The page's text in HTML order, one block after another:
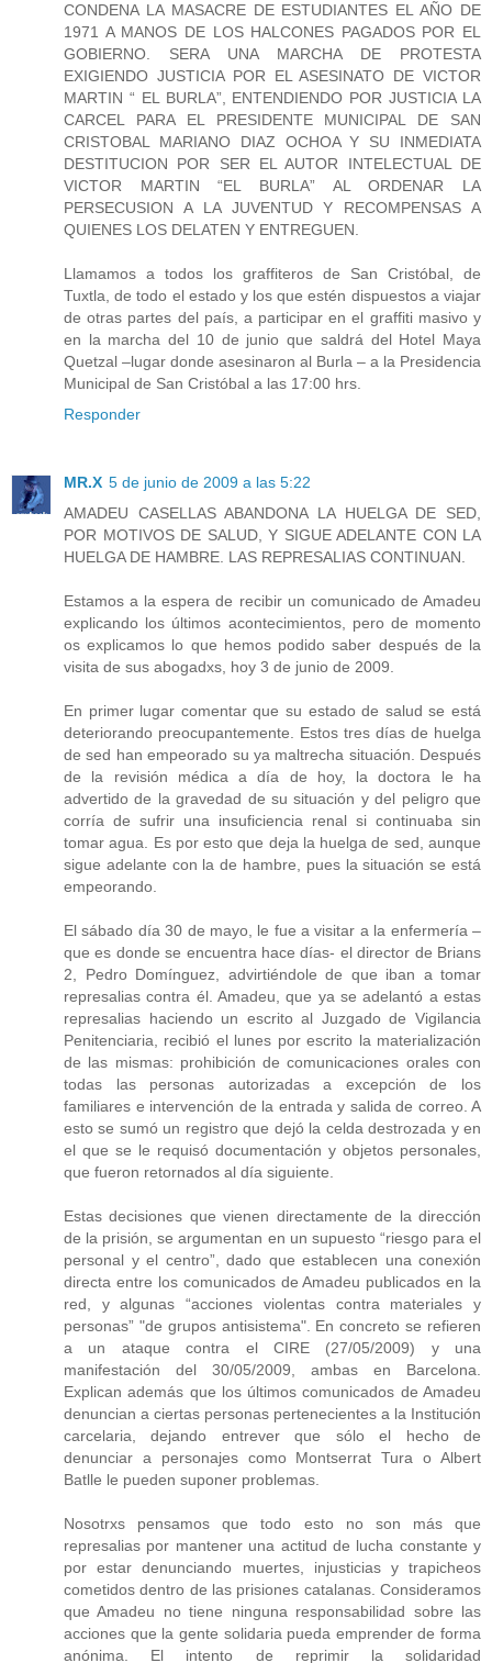
CONDENA LA MASACRE DE ESTUDIANTES EL AÑO DE
1971 A MANOS DE LOS HALCONES PAGADOS POR EL
GOBIERNO. SERA UNA MARCHA DE PROTESTA
EXIGIENDO JUSTICIA POR EL ASESINATO DE VICTOR
MARTIN “ EL BURLA”, ENTENDIENDO POR JUSTICIA LA
CARCEL PARA EL PRESIDENTE MUNICIPAL DE SAN
CRISTOBAL MARIANO DIAZ OCHOA Y SU INMEDIATA
DESTITUCION POR SER EL AUTOR INTELECTUAL DE
VICTOR MARTIN “EL BURLA” AL ORDENAR LA
PERSECUSION A LA JUVENTUD Y RECOMPENSAS A
QUIENES LOS DELATEN Y ENTREGUEN.
Llamamos a todos los graffiteros de San Cristóbal, de
Tuxtla, de todo el estado y los que estén dispuestos a viajar
de otras partes del país, a participar en el graffiti masivo y
en la marcha del 10 de junio que saldrá del Hotel Maya
Quetzal –lugar donde asesinaron al Burla – a la Presidencia
Municipal de San Cristóbal a las 17:00 hrs.
Responder
MR.X 5 de junio de 2009 a las 5:22
AMADEU CASELLAS ABANDONA LA HUELGA DE SED,
POR MOTIVOS DE SALUD, Y SIGUE ADELANTE CON LA
HUELGA DE HAMBRE. LAS REPRESALIAS CONTINUAN.
Estamos a la espera de recibir un comunicado de Amadeu
explicando los últimos acontecimientos, pero de momento
os explicamos lo que hemos podido saber después de la
visita de sus abogadxs, hoy 3 de junio de 2009.
En primer lugar comentar que su estado de salud se está
deteriorando preocupantemente. Estos tres días de huelga
de sed han empeorado su ya maltrecha situación. Después
de la revisión médica a día de hoy, la doctora le ha
advertido de la gravedad de su situación y del peligro que
corría de sufrir una insuficiencia renal si continuaba sin
tomar agua. Es por esto que deja la huelga de sed, aunque
sigue adelante con la de hambre, pues la situación se está
empeorando.
El sábado día 30 de mayo, le fue a visitar a la enfermería –
que es donde se encuentra hace días- el director de Brians
2, Pedro Domínguez, advirtiéndole de que iban a tomar
represalias contra él. Amadeu, que ya se adelantó a estas
represalias haciendo un escrito al Juzgado de Vigilancia
Penitenciaria, recibió el lunes por escrito la materialización
de las mismas: prohibición de comunicaciones orales con
todas las personas autorizadas a excepción de los
familiares e intervención de la entrada y salida de correo. A
esto se sumó un registro que dejó la celda destrozada y en
el que se le requisó documentación y objetos personales,
que fueron retornados al día siguiente.
Estas decisiones que vienen directamente de la dirección
de la prisión, se argumentan en un supuesto “riesgo para el
personal y el centro”, dado que establecen una conexión
directa entre los comunicados de Amadeu publicados en la
red, y algunas “acciones violentas contra materiales y
personas” "de grupos antisistema". En concreto se refieren
a un ataque contra el CIRE (27/05/2009) y una
manifestación del 30/05/2009, ambas en Barcelona.
Explican además que los últimos comunicados de Amadeu
denuncian a ciertas personas pertenecientes a la Institución
carcelaria, dejando entrever que sólo el hecho de
denunciar a personajes como Montserrat Tura o Albert
Batlle le pueden suponer problemas.
Nosotrxs pensamos que todo esto no son más que
represalias por mantener una actitud de lucha constante y
por estar denunciando muertes, injusticias y trapicheos
cometidos dentro de las prisiones catalanas. Consideramos
que Amadeu no tiene ninguna responsabilidad sobre las
acciones que la gente solidaria pueda emprender de forma
anónima. El intento de reprimir la solidaridad